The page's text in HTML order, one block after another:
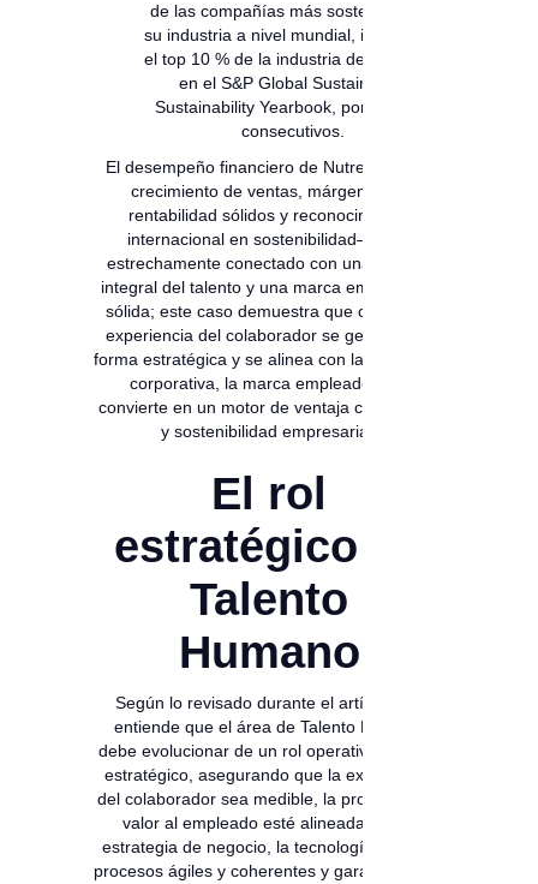
de las compañías más sostenibles en
su industria a nivel mundial, incluida en
el top 10 % de la industria de alimentos
en el S&P Global Sustainable-
Sustainability Yearbook, por 14 años
consecutivos.
El desempeño financiero de Nutresa —con
crecimiento de ventas, márgenes de
rentabilidad sólidos y reconocimiento
internacional en sostenibilidad— está
estrechamente conectado con una gestión
integral del talento y una marca empleadora
sólida; este caso demuestra que cuando la
experiencia del colaborador se gestiona de
forma estratégica y se alinea con la estrategia
corporativa, la marca empleadora se
convierte en un motor de ventaja competitiva
y sostenibilidad empresarial.
El rol
estratégico de
Talento
Humano
Según lo revisado durante el artículo, se
entiende que el área de Talento Humano
debe evolucionar de un rol operativo a un rol
estratégico, asegurando que la experiencia
del colaborador sea medible, la propuesta de
valor al empleado esté alineada con la
estrategia de negocio, la tecnología soporte
procesos ágiles y coherentes y garantizar que